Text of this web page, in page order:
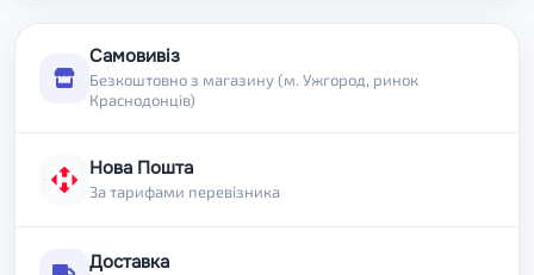
Самовивіз
Безкоштовно з магазину (м. Ужгород, ринок
Краснодонців)
Нова Пошта
За тарифами перевізника
Доставка